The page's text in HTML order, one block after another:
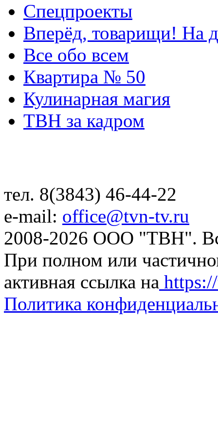
Спецпроекты
Вперёд, товарищи! На
Все обо всем
Квартира № 50
Кулинарная магия
ТВН за кадром
тел. 8(3843) 46-44-22
e-mail: office@tvn-tv.ru
2008-2026 ООО "ТВН".
При полном или
активная ссылка на
Политика